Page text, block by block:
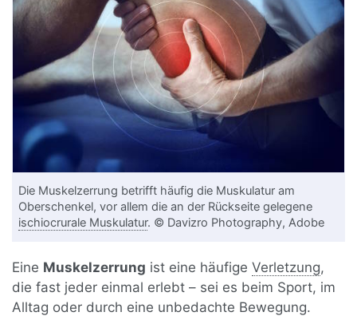
Die Muskelzerrung betrifft häufig die Muskulatur am
Oberschenkel, vor allem die an der Rückseite gelegene
ischiocrurale Muskulatur. © Davizro Photography, Adobe
Eine Muskelzerrung ist eine häufigeVerletzung,
die fast jeder einmal erlebt – sei es beim Sport, im
Alltag oder durch eine unbedachte Bewegung.